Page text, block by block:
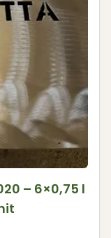
– 6×0,75 l